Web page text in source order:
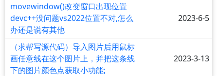
movewindow()改变窗口出现位置
devc++没问题vs2022位置不对,怎么
办还是说有其他
2023-6-5
（求帮写源代码）导入图片后用鼠标
画任意线在这个图片上，并把这条线
下的图片颜色点获取小功能;
2023-3-13